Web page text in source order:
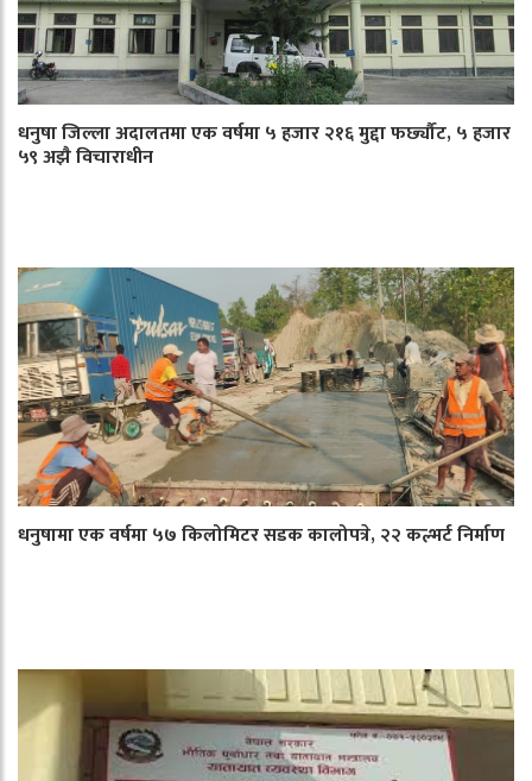
धनुषा जिल्ला अदालतमा एक वर्षमा ५ हजार २१६ मुद्दा फर्छ्यौट, ५ हजार
५९ अझै विचाराधीन
धनुषामा एक वर्षमा ५७ किलोमिटर सडक कालोपत्रे, २२ कल्भर्ट निर्माण